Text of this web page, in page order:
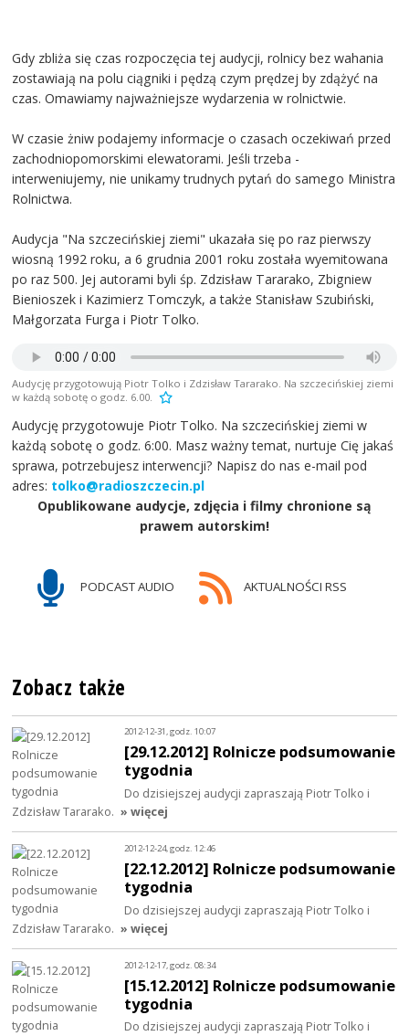
Gdy zbliża się czas rozpoczęcia tej audycji, rolnicy bez wahania
zostawiają na polu ciągniki i pędzą czym prędzej by zdążyć na
czas. Omawiamy najważniejsze wydarzenia w rolnictwie.
W czasie żniw podajemy informacje o czasach oczekiwań przed
zachodniopomorskimi elewatorami. Jeśli trzeba -
interweniujemy, nie unikamy trudnych pytań do samego Ministra
Rolnictwa.
Audycja "Na szczecińskiej ziemi" ukazała się po raz pierwszy
wiosną 1992 roku, a 6 grudnia 2001 roku została wyemitowana
po raz 500. Jej autorami byli śp. Zdzisław Tararako, Zbigniew
Bienioszek i Kazimierz Tomczyk, a także Stanisław Szubiński,
Małgorzata Furga i Piotr Tolko.
Audycję przygotowują Piotr Tolko i Zdzisław Tararako. Na szczecińskiej ziemi
w każdą sobotę o godz. 6.00.
Audycję przygotowuje Piotr Tolko. Na szczecińskiej ziemi w
każdą sobotę o godz. 6:00. Masz ważny temat, nurtuje Cię jakaś
sprawa, potrzebujesz interwencji? Napisz do nas e-mail pod
adres: tolko@radioszczecin.pl
Opublikowane audycje, zdjęcia i filmy chronione są
prawem autorskim!
PODCAST AUDIO AKTUALNOŚCI RSS
Zobacz także
2012-12-31, godz. 10:07
[29.12.2012] Rolnicze podsumowanie
tygodnia
Do dzisiejszej audycji zapraszają Piotr Tolko i
Zdzisław Tararako. » więcej
2012-12-24, godz. 12:46
[22.12.2012] Rolnicze podsumowanie
tygodnia
Do dzisiejszej audycji zapraszają Piotr Tolko i
Zdzisław Tararako. » więcej
2012-12-17, godz. 08:34
[15.12.2012] Rolnicze podsumowanie
tygodnia
Do dzisiejszej audycji zapraszają Piotr Tolko i